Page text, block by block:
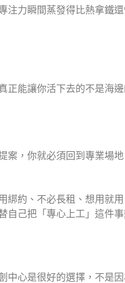
力瞬間蒸發得比熱拿鐵
能讓你活下去的不是海
案，你就必須回到專業場
約、不必長租、想用就
自己把「專心上工」這件事
心是很好的選擇，不是